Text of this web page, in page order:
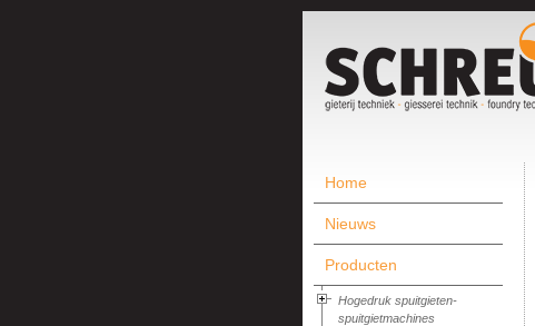
Home
Nieuws
Producten
Hogedruk spuitgieten-
spuitgietmachines